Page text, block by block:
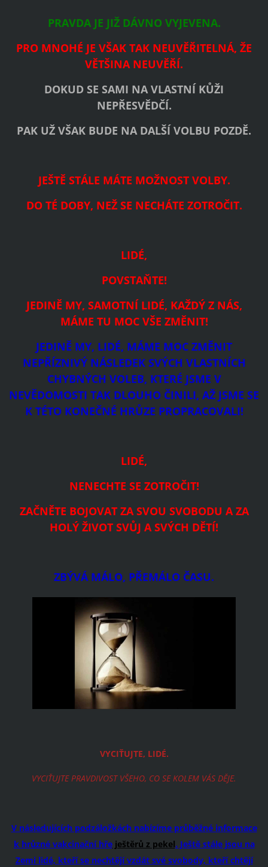
PRAVDA JE JIŽ DÁVNO VYJEVENA.
PRO MNOHÉ JE VŠAK TAK NEUVĚŘITELNÁ, ŽE
VĚTŠINA NEUVĚŘÍ.
DOKUD SE SAMI NA VLASTNÍ KŮŽI
NEPŘESVĚDČÍ.
PAK UŽ VŠAK BUDE NA DALŠÍ VOLBU POZDĚ.
JEŠTĚ STÁLE MÁTE MOŽNOST VOLBY.
DO TÉ DOBY, NEŽ SE NECHÁTE ZOTROČIT.
LIDÉ,
POVSTAŇTE!
JEDINĚ MY, SAMOTNÍ LIDÉ, KAŽDÝ Z NÁS,
MÁME TU MOC VŠE ZMĚNIT!
JEDINĚ MY, LIDÉ, MÁME MOC ZMĚNIT
NEPŘÍZNIVÝ NÁSLEDEK SVÝCH VLASTNÍCH
CHYBNÝCH VOLEB, KTERÉ JSME V
NEVĚDOMOSTI TAK DLOUHO ČINILI, AŽ JSME SE
K TÉTO KONEČNÉ HRŮZE PROPRACOVALI!
LIDÉ,
NENECHTE SE ZOTROČIT!
ZAČNĚTE BOJOVAT ZA SVOU SVOBODU A ZA
HOLÝ ŽIVOT SVŮJ A SVÝCH DĚTÍ!
ZBÝVÁ MÁLO, PŘEMÁLO ČASU.
VYCIŤUJTE, LIDÉ.
VYCIŤUJTE PRAVDIVOST VŠEHO, CO SE KOLEM VÁS DĚJE.
V následujících podzáložkách nabízíme průběžné informace
k hrůzné vakcinační hřeještěrů z pekel. Ještě stále jsou na
Zemi lidé, kteří se nechtějí vzdát své svobody, kteří chtějí